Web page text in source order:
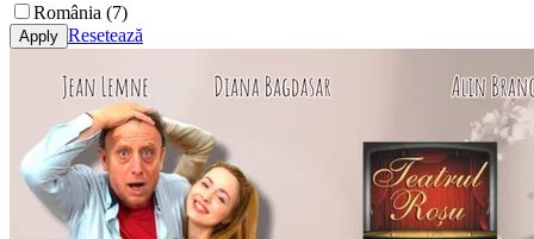
România (7)
Resetează